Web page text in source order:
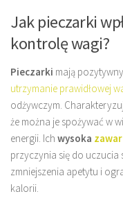
Jak pieczarki
kontrolę wagi?
Pieczarki mają
utrzymanie prawidłowej
odżywczym.
że można je spożywać w
energii. Ich wysoka
przyczynia się do
zmniejszenia apetytu i
kalorii.